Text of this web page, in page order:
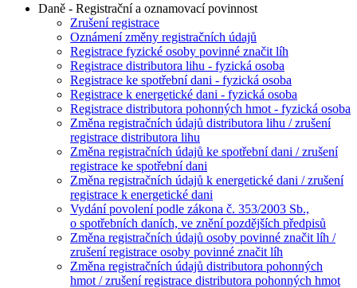
Daně - Registrační a oznamovací povinnost
Zrušení registrace
Oznámení změny registračních údajů
Registrace fyzické osoby povinné značit líh
Registrace distributora lihu - fyzická osoba
Registrace ke spotřební dani - fyzická osoba
Registrace k energetické dani - fyzická osoba
Registrace distributora pohonných hmot - fyzická osoba
Změna registračních údajů distributora lihu / zrušení
registrace distributora lihu
Změna registračních údajů ke spotřební dani / zrušení
registrace ke spotřební dani
Změna registračních údajů k energetické dani / zrušení
registrace k energetické dani
Vydání povolení podle zákona č. 353/2003 Sb.,
o spotřebních daních, ve znění pozdějších předpisů
Změna registračních údajů osoby povinné značit líh /
zrušení registrace osoby povinné značit líh
Změna registračních údajů distributora pohonných
hmot / zrušení registrace distributora pohonných hmot